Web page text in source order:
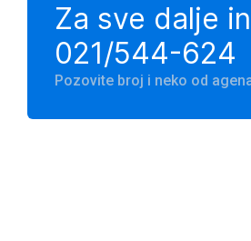
Za sve dalje
021/544-624
Pozovite broj i neko od